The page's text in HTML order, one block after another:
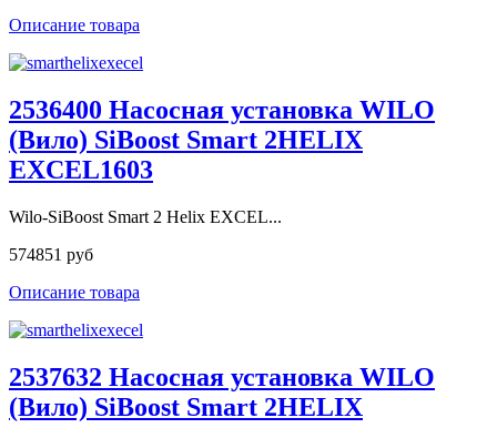
Описание товара
2536400 Насосная установка WILO
(Вило) SiBoost Smart 2HELIX
EXCEL1603
Wilo-SiBoost Smart 2 Helix EXCEL...
574851 руб
Описание товара
2537632 Насосная установка WILO
(Вило) SiBoost Smart 2HELIX